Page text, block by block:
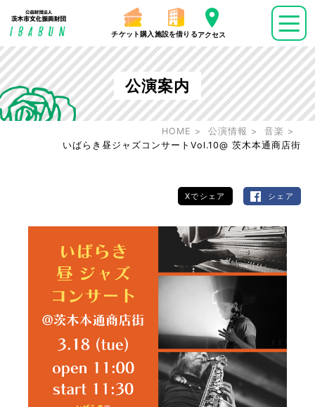
チケット購入 施設を借りるアクセス
公演案内
HOME 公演情報
音楽
いばらき昼ジャズコンサートVol.10@ 茨木本通商店街
Xでシェア シェア